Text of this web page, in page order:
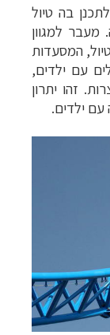
בה טיול
למגוון
המסעדות
עם ילדים,
זהו יתרון
עם ילדים.